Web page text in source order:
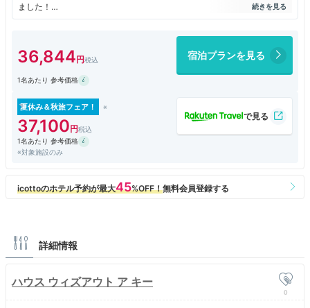
ました！
り、1泊のみでしたが、とても快適な滞在でした！
部屋には持ち帰りのできるビーチバッグとビーチサンダルもありました。
にはなかったサービスです。
ただ、沖縄としては1月は閑散期にも関わらず、イブニングサービスの訪
問時間の遅さや、朝食予約システムが、当日の朝6時半からしか予約でき
ず、予約時点でかなり予約が殺到して混雑しており、長時間待たないとい
本家ハワイのハレクラニは、忘れ物を思い出して急遽部屋に戻った際に顔
36,844 宿泊プランを見る
1名あたり 参考価格
夏休み＆秋旅フェア！
37,100
1名あたり 参考価格
※対象施設のみ
詳細情報
ハウス ウィズアウト ア キー
0